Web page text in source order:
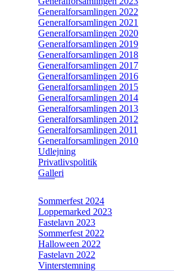
Generalforsamlingen 2022
Generalforsamlingen 2021
Generalforsamlingen 2020
Generalforsamlingen 2019
Generalforsamlingen 2018
Generalforsamlingen 2017
Generalforsamlingen 2016
Generalforsamlingen 2015
Generalforsamlingen 2014
Generalforsamlingen 2013
Generalforsamlingen 2012
Generalforsamlingen 2011
Generalforsamlingen 2010
Udlejning
Privatlivspolitik
Galleri
Sommerfest 2024
Loppemarked 2023
Fastelavn 2023
Sommerfest 2022
Halloween 2022
Fastelavn 2022
Vinterstemning